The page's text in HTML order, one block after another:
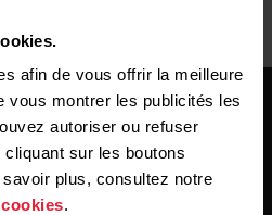
afin de vous offrir la meilleure
vous montrer les publicités les
autoriser ou refuser
sur les boutons
plus, consultez notre
.